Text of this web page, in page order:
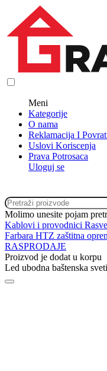
Meni
Kategorije
O nama
Reklamacija I
Uslovi Koriscenja
Prava Potrosaca
Uloguj se
Molimo unesite pojam
Kablovi i provodnici
Farbara HTZ zaštitna
RASPRODAJE
Proizvod je dodat u korpu
Led ubodna baštenska